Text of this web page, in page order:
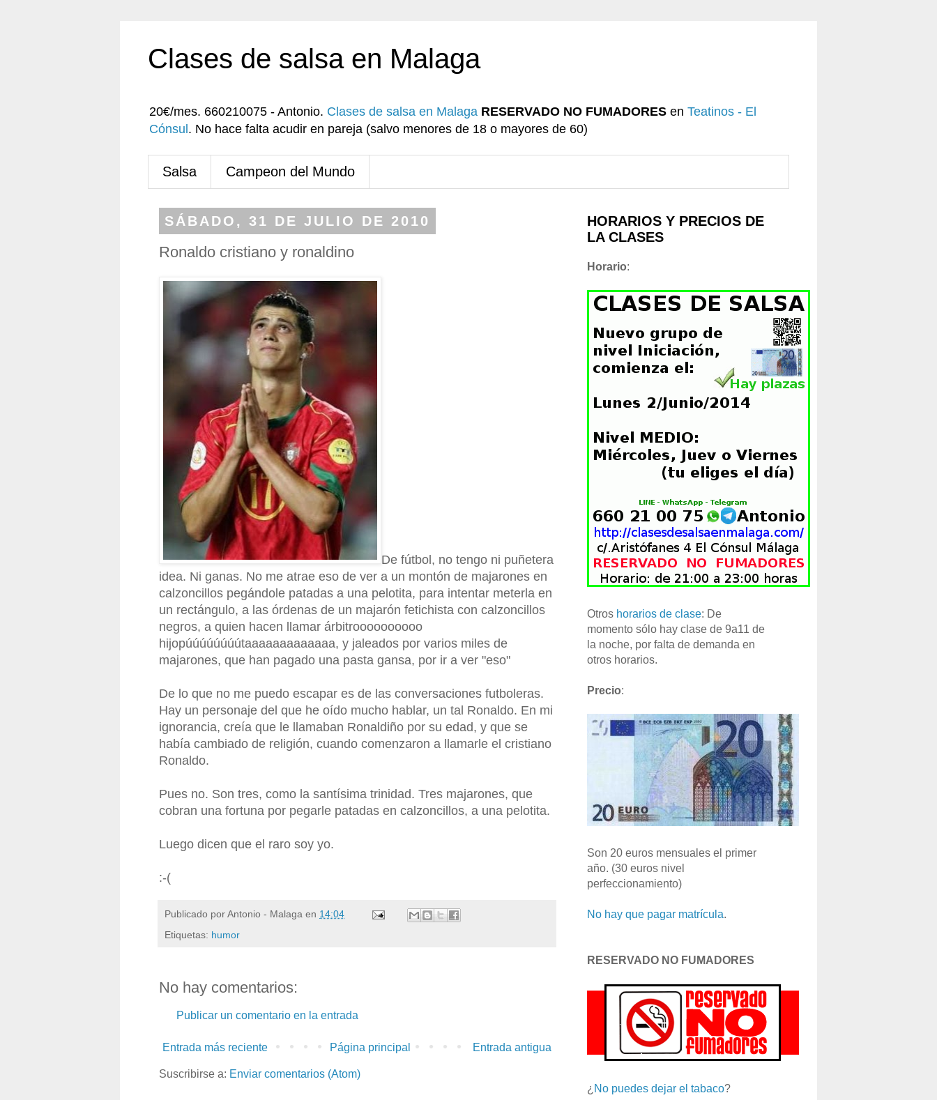
Clases de salsa en Malaga
20€/mes. 660210075 - Antonio. Clases de salsa en Malaga RESERVADO NO FUMADORES en Teatinos - El
Cónsul . No hace falta acudir en pareja (salvo menores de 18 o mayores de 60)
Salsa Campeon del Mundo
SÁBADO, 31 DE JULIO DE 2010
Ronaldo cristiano y ronaldino
De fútbol, no tengo ni puñetera
idea. Ni ganas. No me atrae eso de ver a un montón de majarones en
calzoncillos pegándole patadas a una pelotita, para intentar meterla en
un rectángulo, a las órdenas de un majarón fetichista con calzoncillos
negros, a quien hacen llamar árbitroooooooooo
hijopúúúúúúúútaaaaaaaaaaaaa, y jaleados por varios miles de
majarones, que han pagado una pasta gansa, por ir a ver "eso"
De lo que no me puedo escapar es de las conversaciones futboleras.
Hay un personaje del que he oído mucho hablar, un tal Ronaldo. En mi
ignorancia, creía que le llamaban Ronaldiño por su edad, y que se
había cambiado de religión, cuando comenzaron a llamarle el cristiano
Ronaldo.
Pues no. Son tres, como la santísima trinidad. Tres majarones, que
cobran una fortuna por pegarle patadas en calzoncillos, a una pelotita.
Luego dicen que el raro soy yo.
:-(
Publicado porAntonio - Malaga en 14:04
Etiquetas: humor
No hay comentarios:
Publicar un comentario en la entrada
Entrada más reciente Entrada antigua
Página principal
Suscribirse a: Enviar comentarios (Atom)
HORARIOS Y PRECIOS DE
LA CLASES
Horario:
Otros horarios de clase: De
momento sólo hay clase de 9a11 de
la noche, por falta de demanda en
otros horarios.
Precio:
Son 20 euros mensuales el primer
año. (30 euros nivel
perfeccionamiento)
No hay que pagar matrícula.
RESERVADO NO FUMADORES
¿ No puedes dejar el tabaco?